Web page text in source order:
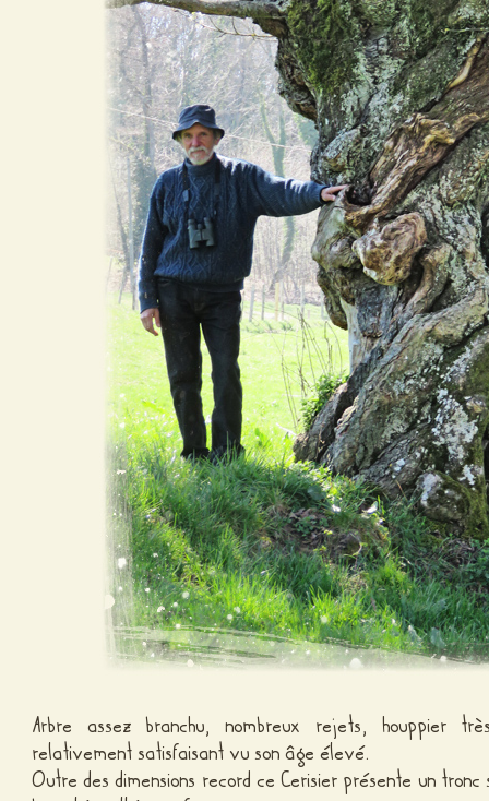
Arbre assez branchu, nombreux rejets, houppier
relativement satisfaisant vu son âge élevé.
Outre des dimensions record ce Cerisier présente un